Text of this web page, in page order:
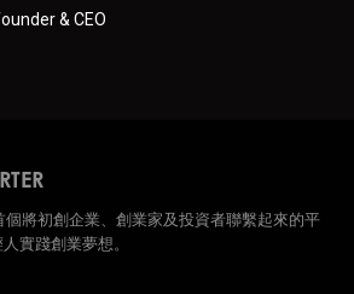
& CEO
個將初創企業、創業家及投資者聯繫起來的平
實踐創業夢想。